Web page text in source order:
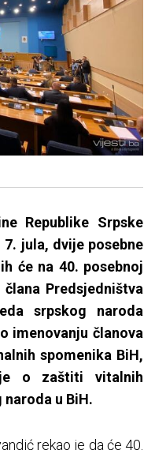
Republike Srpske
jula, dvije posebne
će na 40. posebnoj
Predsjedništva
srpskog naroda
imenovanju članova
spomenika BiH,
o zaštiti vitalnih
u BiH.
rekao je da će 40.